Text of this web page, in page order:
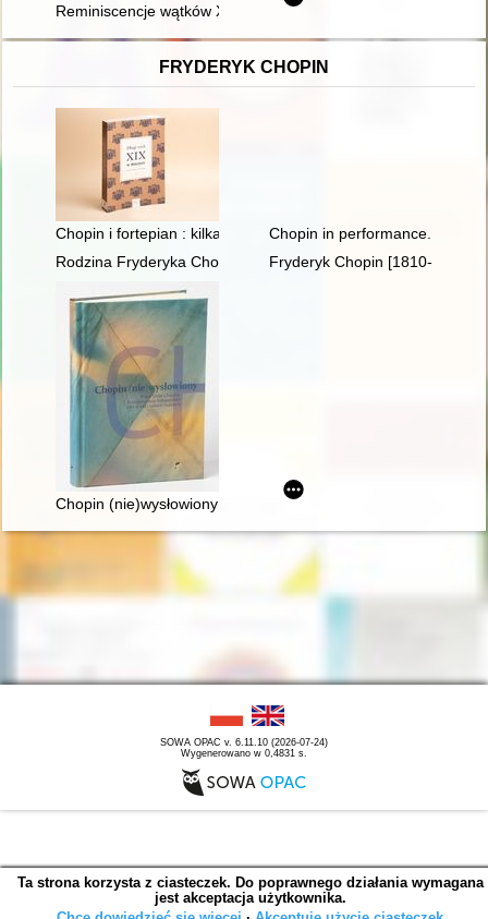
Reminiscencje wątków XIX-wiecznych w repertuarze
FRYDERYK CHOPIN
Chopin i fortepian : kilka uwag o relacji człowieka z
Chopin in performance.
Rodzina Fryderyka Chopina na przełomie XVIII i XIX w
Fryderyk Chopin [1810-1849].
Chopin (nie)wysłowiony : wokół listów Chopina... :
SOWA OPAC v. 6.11.10 (2026-07-24)
Wygenerowano w 0,4831 s.
Ta strona korzysta z ciasteczek. Do poprawnego działania wymagana
jest akceptacja użytkownika.